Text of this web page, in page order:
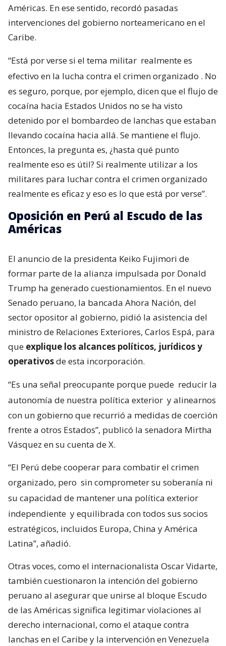
Américas. En ese sentido, recordó pasadas
intervenciones del gobierno norteamericano en el
Caribe.
“Está por verse si el tema militar realmente es
efectivo en la lucha contra el crimen organizado . No
es seguro, porque, por ejemplo, dicen que el flujo de
cocaína hacia Estados Unidos no se ha visto
detenido por el bombardeo de lanchas que estaban
llevando cocaína hacia allá. Se mantiene el flujo.
Entonces, la pregunta es, ¿hasta qué punto
realmente eso es útil? Si realmente utilizar a los
militares para luchar contra el crimen organizado
realmente es eficaz y eso es lo que está por verse”.
Oposición en Perú al Escudo de las
Américas
El anuncio de la presidenta Keiko Fujimori de
formar parte de la alianza impulsada por Donald
Trump ha generado cuestionamientos. En el nuevo
Senado peruano, la bancada Ahora Nación, del
sector opositor al gobierno, pidió la asistencia del
ministro de Relaciones Exteriores, Carlos Espá, para
que explique los alcances políticos, jurídicos y
operativosde esta incorporación.
“Es una señal preocupante porque puede reducir la
autonomía de nuestra política exterior y alinearnos
con un gobierno que recurrió a medidas de coerción
frente a otros Estados”, publicó la senadora Mirtha
Vásquez en su cuenta de X.
“El Perú debe cooperar para combatir el crimen
organizado, pero sin comprometer su soberanía ni
su capacidad de mantener una política exterior
independiente y equilibrada con todos sus socios
estratégicos, incluidos Europa, China y América
Latina”, añadió.
Otras voces, como el internacionalista Oscar Vidarte,
también cuestionaron la intención del gobierno
peruano al asegurar que unirse al bloque Escudo
de las Américas significa legitimar violaciones al
derecho internacional, como el ataque contra
lanchas en el Caribe y la intervención en Venezuela